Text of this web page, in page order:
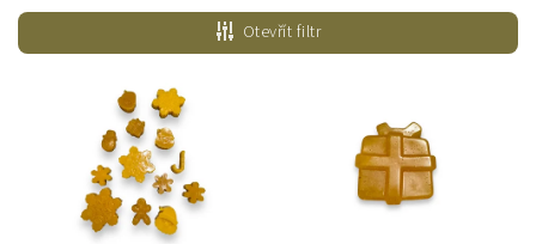
Nejlevnější
Nejdražší
Nejprodávanější
Abecedně
Otevřít filtr